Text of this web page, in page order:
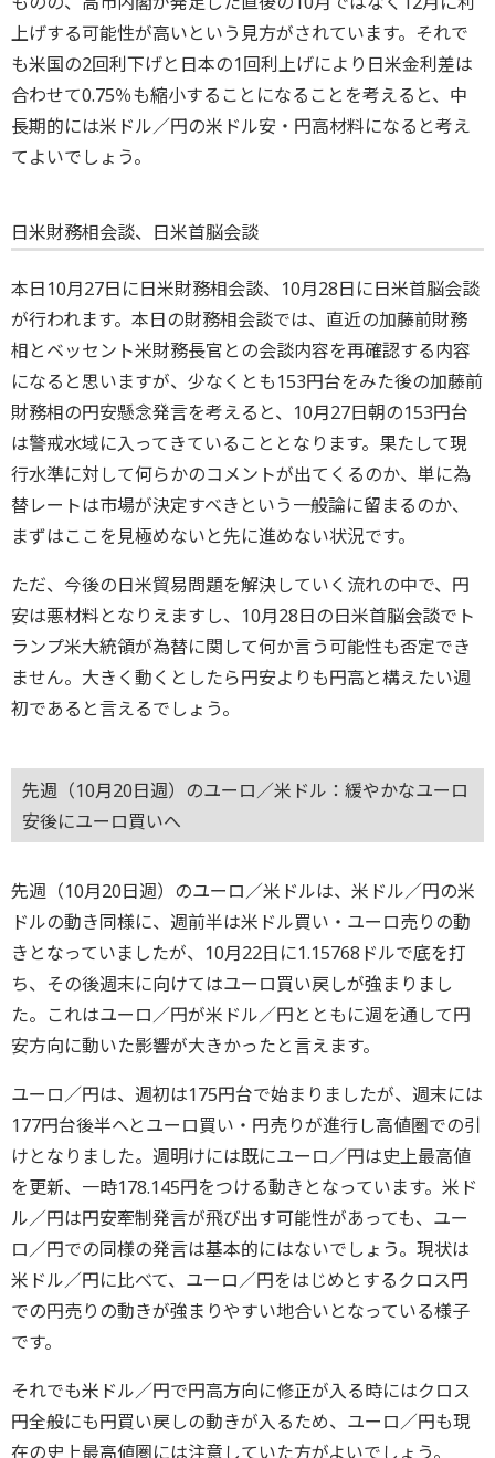
上げする可能性が高いという見方がされています。それで
も米国の2回利下げと日本の1回利上げにより日米金利差は
合わせて0.75％も縮小することになることを考えると、中
長期的には米ドル／円の米ドル安・円高材料になると考え
てよいでしょう。
日米財務相会談、日米首脳会談
本日10月27日に日米財務相会談、10月28日に日米首脳会談
が行われます。本日の財務相会談では、直近の加藤前財務
相とベッセント米財務長官との会談内容を再確認する内容
になると思いますが、少なくとも153円台をみた後の加藤前
財務相の円安懸念発言を考えると、10月27日朝の153円台
は警戒水域に入ってきていることとなります。果たして現
行水準に対して何らかのコメントが出てくるのか、単に為
替レートは市場が決定すべきという一般論に留まるのか、
まずはここを見極めないと先に進めない状況です。
ただ、今後の日米貿易問題を解決していく流れの中で、円
安は悪材料となりえますし、10月28日の日米首脳会談でト
ランプ米大統領が為替に関して何か言う可能性も否定でき
ません。大きく動くとしたら円安よりも円高と構えたい週
初であると言えるでしょう。
先週（10月20日週）のユーロ／米ドル：緩やかなユーロ
安後にユーロ買いへ
先週（10月20日週）のユーロ／米ドルは、米ドル／円の米
ドルの動き同様に、週前半は米ドル買い・ユーロ売りの動
きとなっていましたが、10月22日に1.15768ドルで底を打
ち、その後週末に向けてはユーロ買い戻しが強まりまし
た。これはユーロ／円が米ドル／円とともに週を通して円
安方向に動いた影響が大きかったと言えます。
ユーロ／円は、週初は175円台で始まりましたが、週末には
177円台後半へとユーロ買い・円売りが進行し高値圏での引
けとなりました。週明けには既にユーロ／円は史上最高値
を更新、一時178.145円をつける動きとなっています。米ド
ル／円は円安牽制発言が飛び出す可能性があっても、ユー
ロ／円での同様の発言は基本的にはないでしょう。現状は
米ドル／円に比べて、ユーロ／円をはじめとするクロス円
での円売りの動きが強まりやすい地合いとなっている様子
です。
それでも米ドル／円で円高方向に修正が入る時にはクロス
円全般にも円買い戻しの動きが入るため、ユーロ／円も現
在の史上最高値圏には注意していた方がよいでしょう。